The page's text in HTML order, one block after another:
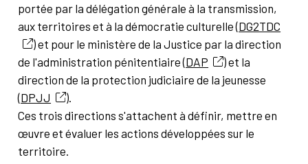
portée par la délégation générale à la transmission,
aux territoires et à la démocratie culturelle (DG2TDC
) et pour le ministère de la Justice par la direction
de l'administration pénitentiaire (DAP
) et la
direction de la protection judiciaire de la jeunesse
(DPJJ
).
Ces trois directions s'attachent à définir, mettre en
œuvre et évaluer les actions développées sur le
territoire.